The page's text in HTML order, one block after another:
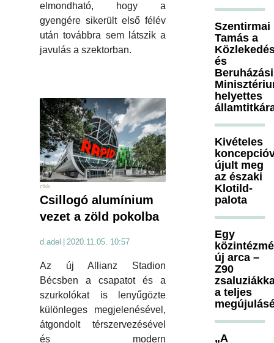
elmondható, hogy a
gyengére sikerült első félév
után továbbra sem látszik a
javulás a szektorban.
cikk
Csillogó alumínium
vezet a zöld pokolba
d.adel | 2020.11.05. 10:57
Az új Allianz Stadion
Bécsben a csapatot és a
szurkolókat is lenyűgözte
különleges megjelenésével,
átgondolt térszervezésével
és modern
Szentirmai
Tamás a
és
Beruházási
helyettes
Kivételes
újult meg
az északi
Klotild-
palota
Egy
új arca –
Z90
a teljes
„A